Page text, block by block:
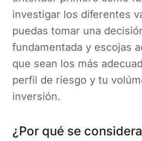
investigar los diferentes
puedas tomar una
fundamentada y escojas
que sean los más
perfil de riesgo y tu
inversión.
¿Por qué se